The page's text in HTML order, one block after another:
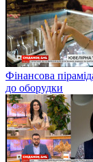
Фінансова
до оборудки